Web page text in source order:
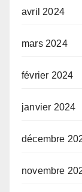
avril 2024
mars 2024
février 2024
janvier 2024
décembre
novembre